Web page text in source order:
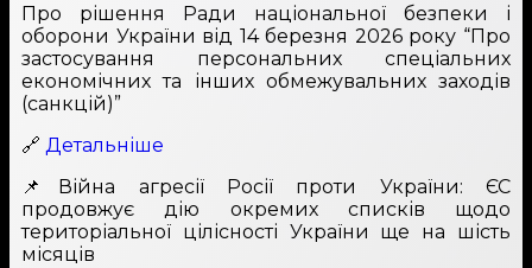
Про рішення Ради національної безпеки і
оборони України від 14 березня 2026 року “Про
застосування персональних спеціальних
економічних та інших обмежувальних заходів
(санкцій)”
🔗 Детальніше
📌Війна агресії Росії проти України: ЄС
продовжує дію окремих списків щодо
територіальної цілісності України ще на шість
місяців